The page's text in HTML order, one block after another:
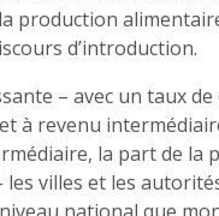
production
d’introduction.
– avec un taux
à revenu
la part de
les villes et les